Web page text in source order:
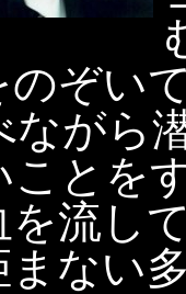
ぞい
ながら
ことを
流し
ない